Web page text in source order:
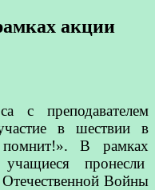
акции
с преподавателем
в шествии в
В рамках
пронесли
Войны